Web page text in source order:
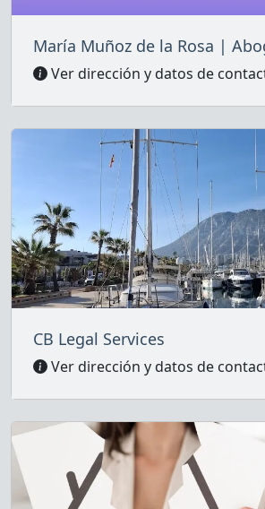
María Muñoz de la Rosa |
Ver dirección y datos de
CB Legal Services
Ver dirección y datos de